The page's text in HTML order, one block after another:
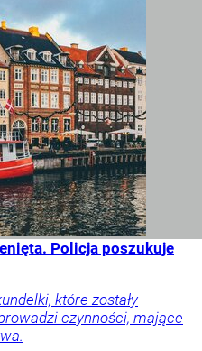
Policja poszukuje
które zostały
czynności, mające